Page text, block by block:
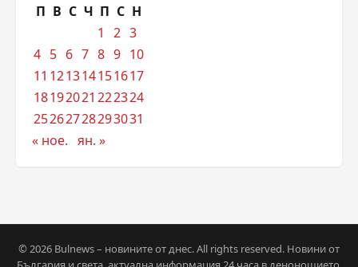
П В С Ч П С Н
1
2 3
4 5 6 7 8 9 10
11 121314151617
18192021 222324
25262728293031
« ное. ян. »
© 2026 Bulnews – новините от днес. All rights reserved. Новини от